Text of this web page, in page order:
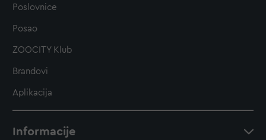
Poslovnice
Posao
ZOOCITY Klub
Brandovi
Aplikacija
Informacije